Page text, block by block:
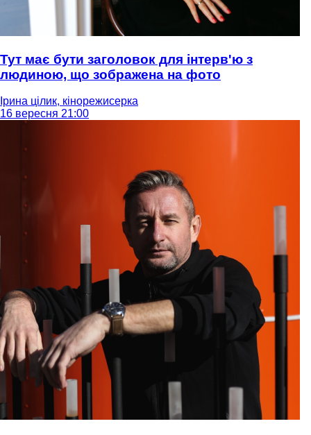
Тут має бути заголовок для інтерв'ю з
людиною, що зображена на фото
Ірина цілик, кінорежисерка
16 вересня 21:00